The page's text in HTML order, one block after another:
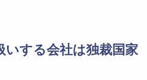
いする会社は独裁国家